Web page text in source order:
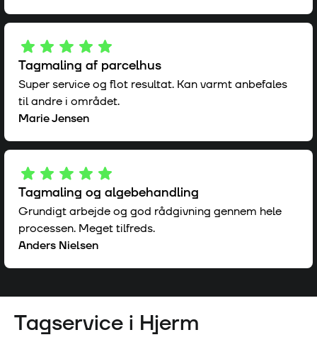
Tagmaling af parcelhus
Super service og flot resultat. Kan varmt anbefales
til andre i området.
Marie Jensen
Tagmaling og algebehandling
Grundigt arbejde og god rådgivning gennem hele
processen. Meget tilfreds.
Anders Nielsen
Tagservice i Hjerm